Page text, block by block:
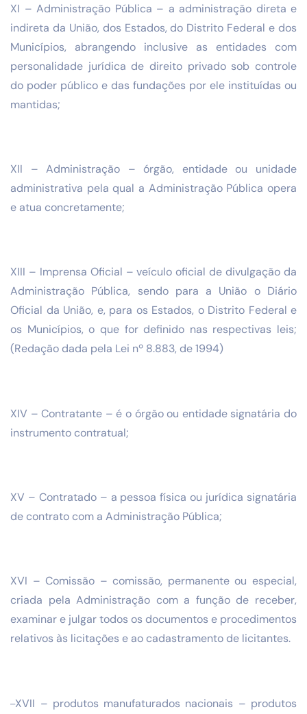
XI – Administração Pública – a administração direta e
indireta da União, dos Estados, do Distrito Federal e dos
Municípios, abrangendo inclusive as entidades com
personalidade jurídica de direito privado sob controle
do poder público e das fundações por ele instituídas ou
mantidas;
XII – Administração – órgão, entidade ou unidade
administrativa pela qual a Administração Pública opera
e atua concretamente;
XIII – Imprensa Oficial – veículo oficial de divulgação da
Administração Pública, sendo para a União o Diário
Oficial da União, e, para os Estados, o Distrito Federal e
os Municípios, o que for definido nas respectivas leis;
(Redação dada pela Lei nº 8.883, de 1994)
XIV – Contratante – é o órgão ou entidade signatária do
instrumento contratual;
XV – Contratado – a pessoa física ou jurídica signatária
de contrato com a Administração Pública;
XVI – Comissão – comissão, permanente ou especial,
criada pela Administração com a função de receber,
examinar e julgar todos os documentos e procedimentos
relativos às licitações e ao cadastramento de licitantes.
XVII – produtos manufaturados nacionais – produtos